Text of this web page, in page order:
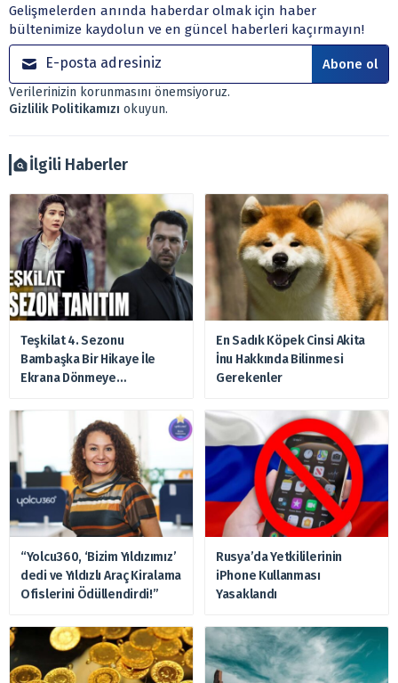
kurumlar, mevduat kabul etmeyen bankalar, portföy
yönetim şirketleri ile müşteri arasında imzalanacak
sözleşme çerçevesinde sunulmaktadır.
Sitemizde bulunan bilgiler ve görüşler, sizin mali
durumunuz, risk – getiri beklentileriniz ile uyuşmayabilir.
Ayrıca burada yer alan bilgilere dayanarak, yatırım kararı
zararlardan, arztakvimi.com.tr sorumlu tutulamaz.
Gelişmelerden anında haberdar olmak için haber
bültenimize kaydolun ve en güncel haberleri kaçırmayın!
Abone ol
Verilerinizin korunmasını önemsiyoruz.
Gizlilik Politikamızı okuyun.
İlgili Haberler
Teşkilat 4. Sezonu
Bambaşka Bir Hikaye İle
Ekrana Dönmeye
En Sadık Köpek Cinsi Akita
İnu Hakkında Bilinmesi
Gerekenler
“Yolcu360, ‘Bizim Yıldızımız’
dedi ve Yıldızlı Araç Kiralama
Ofislerini Ödüllendirdi!”
Rusya’da Yetkililerinin
iPhone Kullanması
Yasaklandı